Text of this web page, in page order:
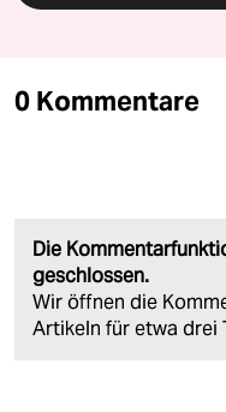
0 Kommentare
Die
geschlossen.
Wir öffnen die
Artikeln für etwa drei